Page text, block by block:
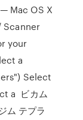
Mac OS X
your
a
Select
a ビカム
ム テプラ